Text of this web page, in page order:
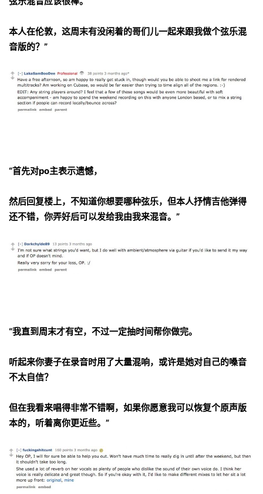
本人在伦敦，这周末有没闲着的哥们儿一起来跟我做个弦乐混
音版的？”
“首先对po主表示遗憾，
然后回复楼上，不知道你想要哪种弦乐，但本人抒情吉他弹得
还不错，你弄好后可以发给我由我来混音。”
“我直到周末才有空，不过一定抽时间帮你做完。
听起来你妻子在录音时用了大量混响，或许是她对自己的嗓音
不太自信？
但在我看来唱得非常不错啊，如果你愿意我可以恢复个原声版
本的，听着离你更近些。”